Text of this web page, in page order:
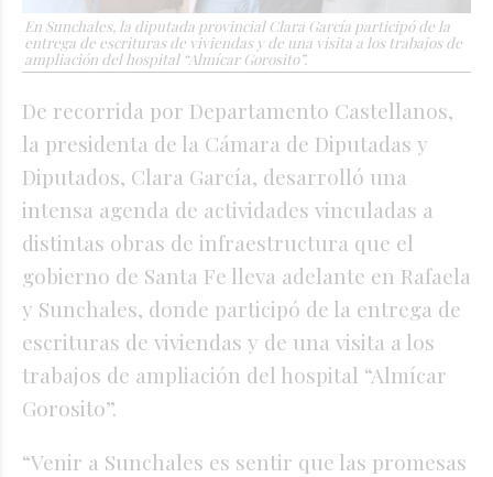
En Sunchales, la diputada provincial Clara García participó de la
entrega de escrituras de viviendas y de una visita a los trabajos de
ampliación del hospital “Almícar Gorosito”.
De recorrida por Departamento Castellanos,
la presidenta de la Cámara de Diputadas y
Diputados, Clara García, desarrolló una
intensa agenda de actividades vinculadas a
distintas obras de infraestructura que el
gobierno de Santa Fe lleva adelante en Rafaela
y Sunchales, donde participó de la entrega de
escrituras de viviendas y de una visita a los
trabajos de ampliación del hospital “Almícar
Gorosito”.
“Venir a Sunchales es sentir que las promesas